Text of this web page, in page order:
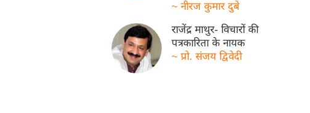
~ नीरज कुमार दुबे
राजेंद्र माथुर- विचारों की
पत्रकारिता के नायक
~ प्रो. संजय द्विवेदी